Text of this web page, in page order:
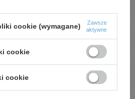
na krety i gryzonie -
cookie (wymagane)
Zawsze
aktywne
cookie
cookie